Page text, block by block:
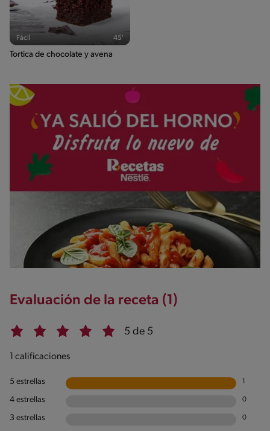
Fácil 45'
Tortica de chocolate y avena
Evaluación de la receta (1)
5 de 5
1 calificaciones
5 estrellas
4 estrellas 0
3 estrellas 0